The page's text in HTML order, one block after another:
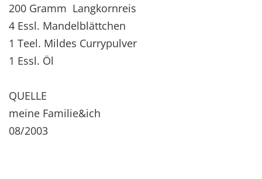
200 Gramm Langkornreis
4 Essl. Mandelblättchen
1 Teel. Mildes Currypulver
1 Essl. Öl
QUELLE
meine Familie&ich
08/2003